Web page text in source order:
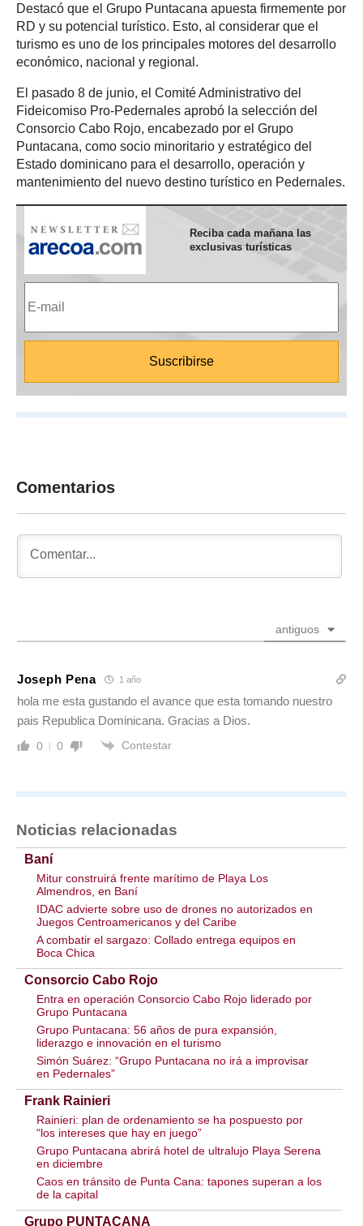
Destacó que el Grupo Puntacana apuesta firmemente por
RD y su potencial turístico. Esto, al considerar que el
turismo es uno de los principales motores del desarrollo
económico, nacional y regional.
El pasado 8 de junio, el Comité Administrativo del
Fideicomiso Pro-Pedernales aprobó la selección del
Consorcio Cabo Rojo, encabezado por el Grupo
Puntacana, como socio minoritario y estratégico del
Estado dominicano para el desarrollo, operación y
mantenimiento del nuevo destino turístico en Pedernales.
Reciba cada mañana las
exclusivas turísticas
Comentarios
antiguos
Joseph Pena 1 año
hola me esta gustando el avance que esta tomando nuestro
pais Republica Dominicana. Gracias a Dios.
0 0 Contestar
Noticias relacionadas
Baní
Mitur construirá frente marítimo de Playa Los
Almendros, en Baní
IDAC advierte sobre uso de drones no autorizados en
Juegos Centroamericanos y del Caribe
A combatir el sargazo: Collado entrega equipos en
Boca Chica
Consorcio Cabo Rojo
Entra en operación Consorcio Cabo Rojo liderado por
Grupo Puntacana
Grupo Puntacana: 56 años de pura expansión,
liderazgo e innovación en el turismo
Simón Suárez: “Grupo Puntacana no irá a improvisar
en Pedernales”
Frank Rainieri
Rainieri: plan de ordenamiento se ha pospuesto por
“los intereses que hay en juego”
Grupo Puntacana abrirá hotel de ultralujo Playa Serena
en diciembre
Caos en tránsito de Punta Cana: tapones superan a los
de la capital
Grupo PUNTACANA